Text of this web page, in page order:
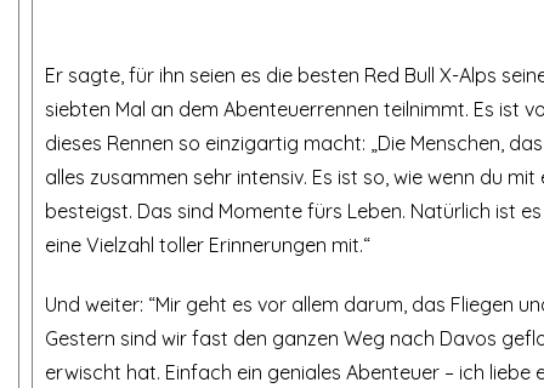
Er sagte, für ihn seien es die besten Red Bull X-Alps
siebten Mal an dem Abenteuerrennen teilnimmt. Es ist
dieses Rennen so einzigartig macht: „Die Menschen,
alles zusammen sehr intensiv. Es ist so, wie wenn du
besteigst. Das sind Momente fürs Leben. Natürlich ist
eine Vielzahl toller Erinnerungen mit.“
Und weiter: “Mir geht es vor allem darum, das Fliegen
Gestern sind wir fast den ganzen Weg nach Davos
erwischt hat. Einfach ein geniales Abenteuer – ich liebe